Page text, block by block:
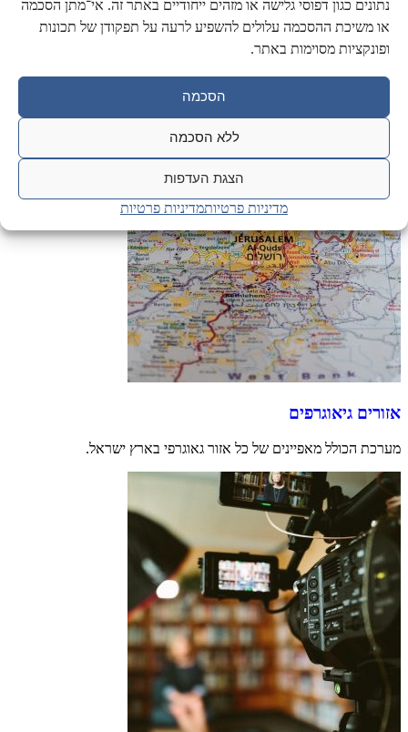
נתונים כגון דפוסי גלישה או מזהים ייחודיים באתר זה. אי־מתן הסכמה
או משיכת ההסכמה עלולים להשפיע לרעה על תפקודן של תכונות
ופונקציות מסוימות באתר.
הסכמה
ללא הסכמה
הצגת העדפות
מדיניות פרטיותמדיניות פרטיות
ציר הזמן של ירושלים
3000 שנים על ציר זמן מפורט. מתקופת המלוכה ועד הקמת המדינה.
אזורים גיאוגרפים
מערכת הכולל מאפיינים של כל אזור גאוגרפי בארץ ישראל.